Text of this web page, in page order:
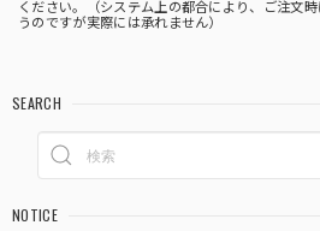
ください。（システム上の都合により、ご注文
うのですが実際には承れません）
SEARCH
NOTICE